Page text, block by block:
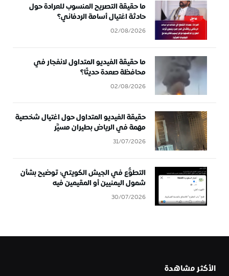
ما حقيقة التصريح المنسوب للعرادة حول
حادثة اغتيال أسامة الردفاني؟
02/08/2026
ما حقيقة الفيديو المتداول لانفجار في
محافظة صعدة حديثًا؟
02/08/2026
حقيقة الفيديو المتداول حول اغتيال شخصية
مهمة في الرياض بطيران مسيَّر
31/07/2026
التطوُّع في الجيش الكويتي: توضيح بشأن
شمول اليمنيين أو المقيمين فيه
30/07/2026
الأكثر مشاهدة